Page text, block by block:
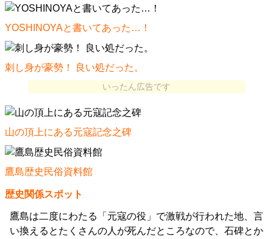
YOSHINOYAと書いてあった…！
刺し身が豪勢！ 良い処だった。
いったん広告です
山の頂上にある元寇記念之碑
鷹島歴史民俗資料館
歴史関係スポット
鷹島は二度にわたる「元寇の役」で激戦が行われた地、言
い換えるとたくさんの人が死んだところなので、石碑とか